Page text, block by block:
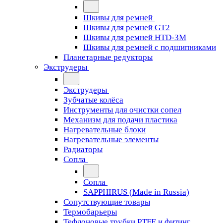
Шкивы для ремней
Шкивы для ремней GT2
Шкивы для ремней HTD-3M
Шкивы для ремней с подшипниками
Планетарные редукторы
Экструдеры
Экструдеры
Зубчатые колёса
Инструменты для очистки сопел
Механизм для подачи пластика
Нагревательные блоки
Нагревательные элементы
Радиаторы
Сопла
Сопла
SAPPHIRUS (Made in Russia)
Сопутствующие товары
Термобарьеры